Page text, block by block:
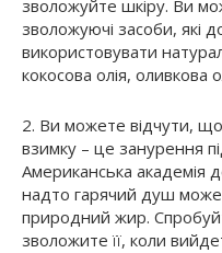
зволожуйте шкіру. Ви
зволожуючі засоби, які
використовувати
кокосова олія, оливкова
2. Ви можете відчути, що
взимку – це занурення
Американська академія
надто гарячий душ
природний жир.
зволожите її, коли